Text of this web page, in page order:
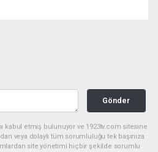
Gönder
kabul etmiş bulunuyor ve 1923tv.com sitesine
veya dolaylı tüm sorumluluğu tek başınıza
site yönetimi hiçbir şekilde sorumlu